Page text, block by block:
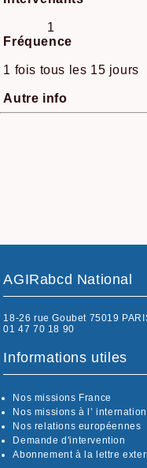
1
Fréquence
1 fois tous les 15 jours
Autre info
AGIRabcd National
18-26 rue Goubet 75019
01 47 70 18 90
Informations utiles
Nos missions France
Nos missions à l’
Nos relations européennes
Demande d'intervention
Abonnement à la lettre